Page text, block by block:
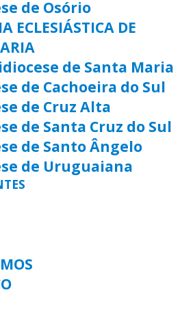
de Osório
ECLESIÁSTICA DE
de Santa Maria
de Cachoeira do Sul
de Cruz Alta
de Santa Cruz do Sul
de Santo Ângelo
de Uruguaiana